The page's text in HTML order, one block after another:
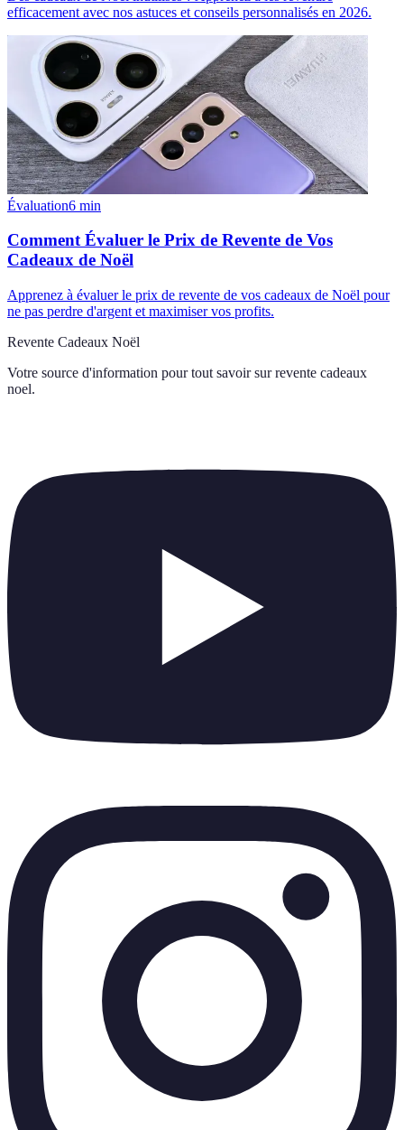
efficacement avec nos astuces et conseils personnalisés en 2026.
Évaluation6 min
Comment Évaluer le Prix de Revente de Vos
Cadeaux de Noël
Apprenez à évaluer le prix de revente de vos cadeaux de Noël pour
ne pas perdre d'argent et maximiser vos profits.
Revente Cadeaux Noël
Votre source d'information pour tout savoir sur revente cadeaux
noel.